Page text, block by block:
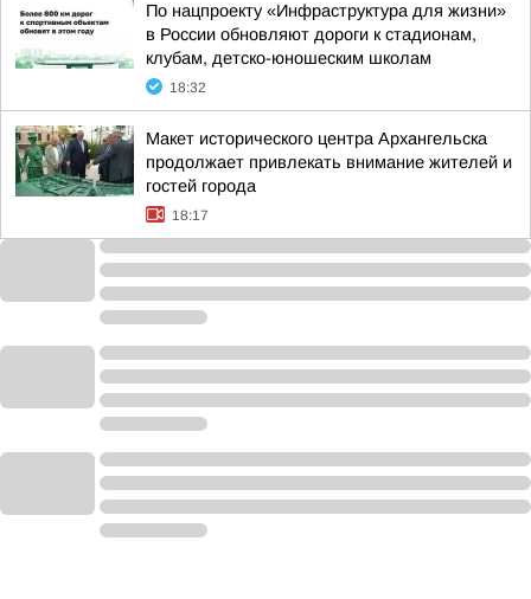
По нацпроекту «Инфраструктура для жизни»
в России обновляют дороги к стадионам,
клубам, детско-юношеским школам
18:32
Макет исторического центра Архангельска
продолжает привлекать внимание жителей и
гостей города
18:17